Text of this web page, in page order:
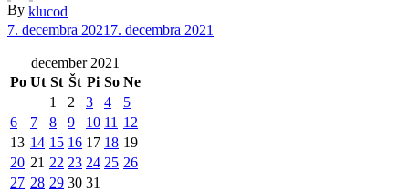
By klucod
7. decembra 2021 7. decembra 2021
december 2021
Po Ut St Št Pi So Ne
1 2 3 4
5
6
7 8 9 10 11 12
13 14 15 16 17 18 19
20 21 22 23 24 25 26
27 28 29 30 31